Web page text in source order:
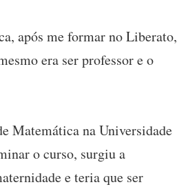
após me formar no Liberato,
era ser professor e o
Matemática na Universidade
o curso, surgiu a
e teria que ser